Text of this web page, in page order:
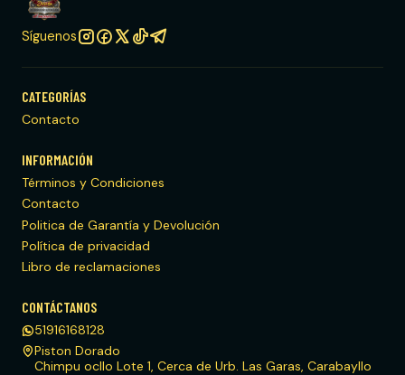
Síguenos
CATEGORÍAS
Contacto
INFORMACIÓN
Términos y Condiciones
Contacto
Politica de Garantía y Devolución
Política de privacidad
Libro de reclamaciones
CONTÁCTANOS
51916168128
Piston Dorado
Chimpu ocllo Lote 1, Cerca de Urb. Las Garas, Carabayllo